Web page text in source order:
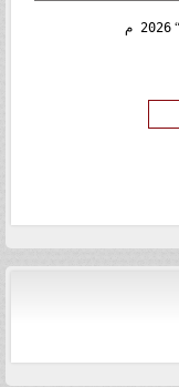
2026 م